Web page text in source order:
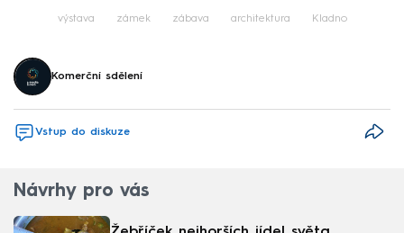
výstava zámek zábava architektura Kladno
Komerční sdělení
Vstup do diskuze
Návrhy pro vás